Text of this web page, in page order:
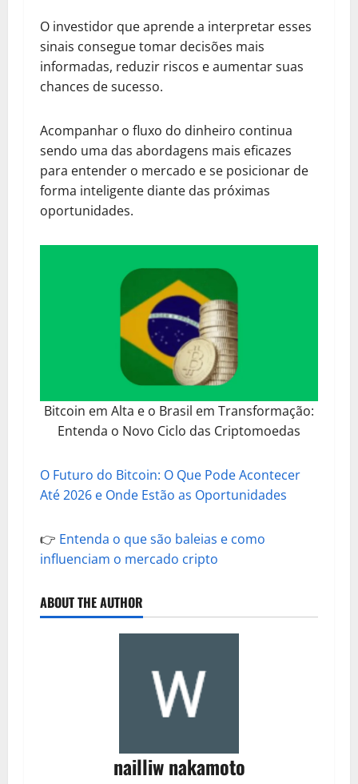
O investidor que aprende a interpretar esses
sinais consegue tomar decisões mais
informadas, reduzir riscos e aumentar suas
chances de sucesso.
Acompanhar o fluxo do dinheiro continua
sendo uma das abordagens mais eficazes
para entender o mercado e se posicionar de
forma inteligente diante das próximas
oportunidades.
Bitcoin em Alta e o Brasil em Transformação:
Entenda o Novo Ciclo das Criptomoedas
O Futuro do Bitcoin: O Que Pode Acontecer
Até 2026 e Onde Estão as Oportunidades
👉 Entenda o que são baleias e como
influenciam o mercado cripto
ABOUT THE AUTHOR
nailliw nakamoto